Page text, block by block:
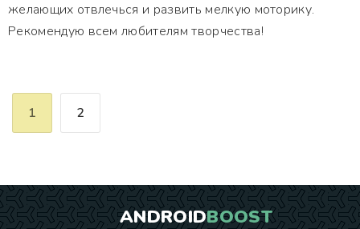
желающих отвлечься и развить мелкую моторику.
Рекомендую всем любителям творчества!
1 2
ANDROIDBOOST